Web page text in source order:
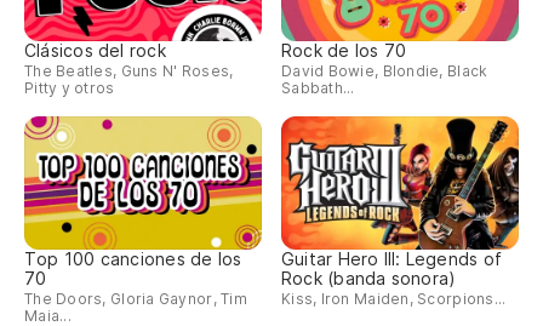
Clásicos del rock
The Beatles, Guns N' Roses,
Pitty y otros
Rock de los 70
David Bowie, Blondie, Black
Sabbath...
Top 100 canciones de los
70
The Doors, Gloria Gaynor, Tim
Maia...
Guitar Hero III: Legends of
Rock (banda sonora)
Kiss, Iron Maiden, Scorpions...